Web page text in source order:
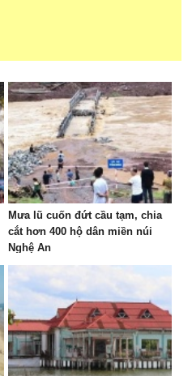
Mưa lũ cuốn đứt cầu tạm, chia
cắt hơn 400 hộ dân miền núi
Nghệ An